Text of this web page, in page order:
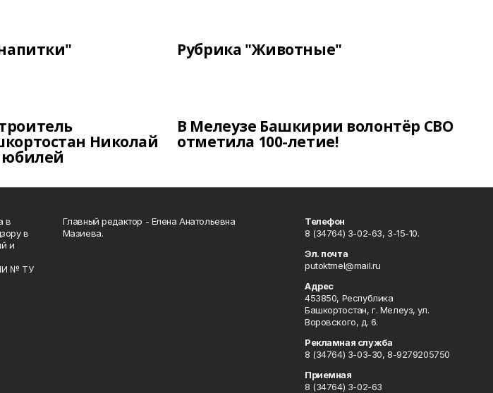
Рубрика "Животные"
Николай
юбилей
В Мелеузе Башкирии волонтёр СВО
отметила 100-летие!
в
в
и
№ ТУ
Главный редактор - Елена Анатольевна
Мазиева.
Телефон
8 (34764) 3-02-63, 3-15-10.
Эл. почта
putoktmel@mail.ru
Адрес
453850, Республика
Башкортостан, г. Мелеуз, ул.
Воровского, д. 6.
Рекламная служба
8 (34764) 3-03-30, 8-9279205750
Приемная
8 (34764) 3-02-63